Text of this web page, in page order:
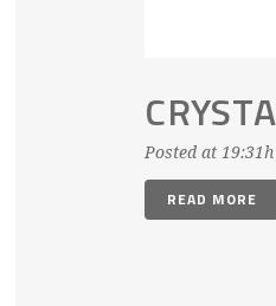
Posted at 19:31h
READ MORE